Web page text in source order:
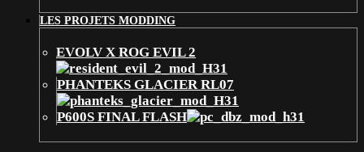
LES PROJETS MODDING
EVOLV X ROG EVIL 2
PHANTEKS GLACIER RL07
P600S FINAL FLASH